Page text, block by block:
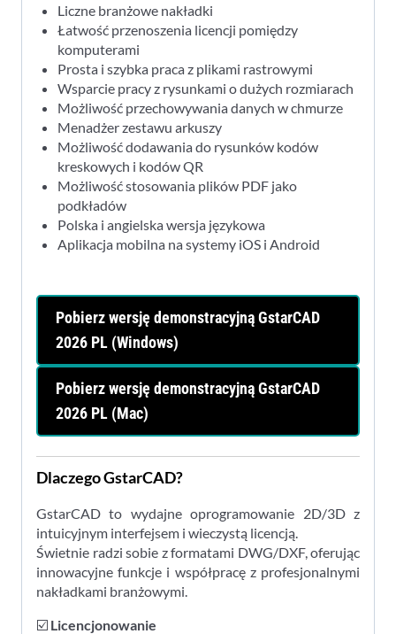
Liczne branżowe nakładki
Łatwość przenoszenia licencji pomiędzy
komputerami
Prosta i szybka praca z plikami rastrowymi
Wsparcie pracy z rysunkami o dużych rozmiarach
Możliwość przechowywania danych w chmurze
Menadżer zestawu arkuszy
Możliwość dodawania do rysunków kodów
kreskowych i kodów QR
Możliwość stosowania plików PDF jako
podkładów
Polska i angielska wersja językowa
Aplikacja mobilna na systemy iOS i Android
Pobierz wersję demonstracyjną GstarCAD
2026 PL (Windows)
Pobierz wersję demonstracyjną GstarCAD
2026 PL (Mac)
Dlaczego GstarCAD?
GstarCAD to wydajne oprogramowanie 2D/3D z
intuicyjnym interfejsem i wieczystą licencją.
Świetnie radzi sobie z formatami DWG/DXF, oferując
innowacyjne funkcje i współpracę z profesjonalnymi
nakładkami branżowymi.
☑️ Licencjonowanie